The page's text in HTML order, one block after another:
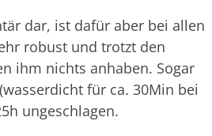
dar, ist dafür aber bei allen
robust und trotzt den
ihm nichts anhaben. Sogar
für ca. 30Min bei
ungeschlagen.